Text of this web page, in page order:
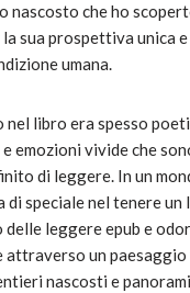
nascosto che ho
sua prospettiva unica
umana.
nel libro era spesso
emozioni vivide che
di leggere. In un
di speciale nel tenere
delle leggere epub e
attraverso un
nascosti e